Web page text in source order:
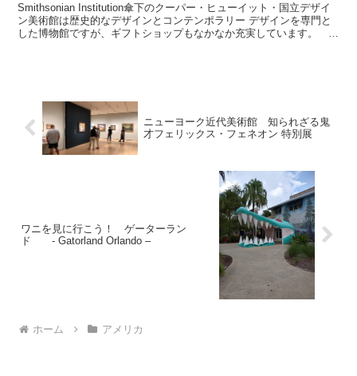
Smithsonian Institution傘下のクーパー・ヒューイット・国立デザイ
ン美術館は歴史的なデザインとコンテンポラリー デザインを専門と
した博物館ですが、ギフトショップもなかなか充実しています。 近
ニューヨーク近代美術館 知られざる鬼
才フェリックス・フェネオン 特別展
ワニを見に行こう！ ゲーターラン
ド - Gatorland Orlando –
ホーム アメリカ